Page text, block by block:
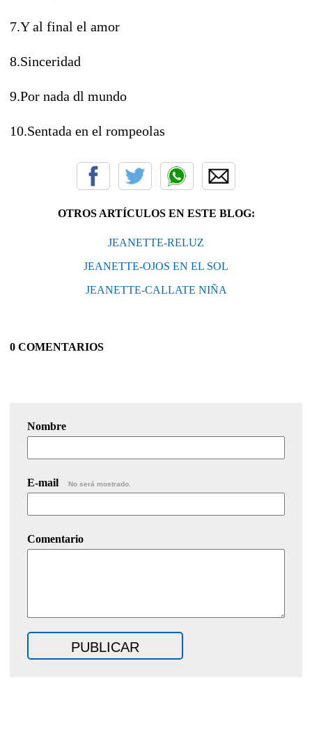
7.Y al final el amor
8.Sinceridad
9.Por nada dl mundo
10.Sentada en el rompeolas
OTROS ARTÍCULOS EN ESTE BLOG:
JEANETTE-RELUZ
JEANETTE-OJOS EN EL SOL
JEANETTE-CALLATE NIÑA
0 COMENTARIOS
Nombre
E-mail No será mostrado.
Comentario